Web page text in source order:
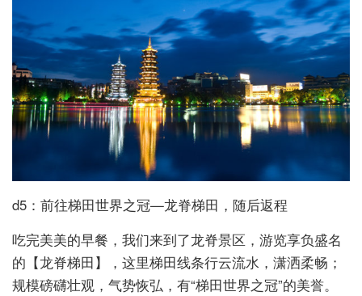
d5：前往梯田世界之冠—龙脊梯田，随后返程
吃完美美的早餐，我们来到了龙脊景区，游览享负盛名
的【龙脊梯田】，这里梯田线条行云流水，潇洒柔畅；
规模磅礴壮观，气势恢弘，有“梯田世界之冠”的美誉。